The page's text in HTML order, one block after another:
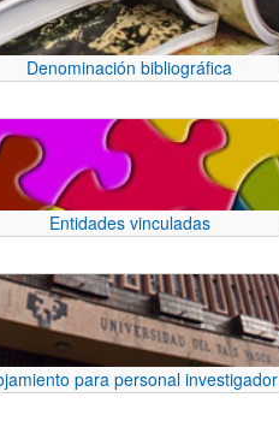
Denominación bibliográfica
Entidades vinculadas
para personal investigador